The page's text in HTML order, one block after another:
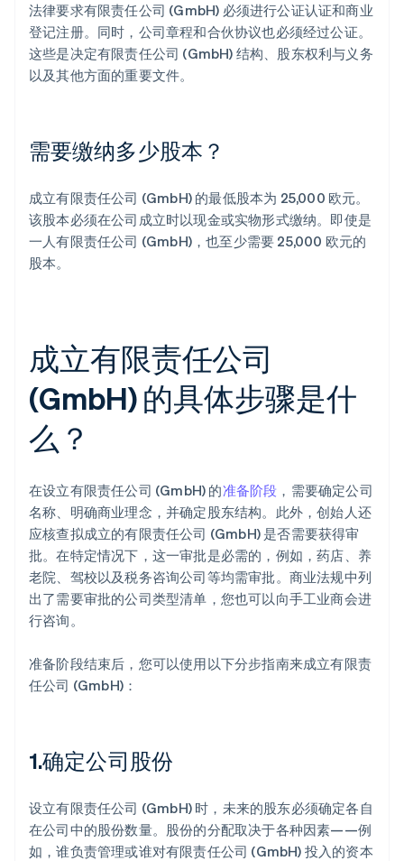
法律要求有限责任公司 (GmbH) 必须进行公证认证和商业
登记注册。同时，公司章程和合伙协议也必须经过公证。
这些是决定有限责任公司 (GmbH) 结构、股东权利与义务
以及其他方面的重要文件。
需要缴纳多少股本？
成立有限责任公司 (GmbH) 的最低股本为 25,000 欧元。
该股本必须在公司成立时以现金或实物形式缴纳。即使是
一人有限责任公司 (GmbH)，也至少需要 25,000 欧元的
股本。
成立有限责任公司
(GmbH) 的具体步骤是什
么？
在设立有限责任公司 (GmbH) 的准备阶段 ，需要确定公司
名称、明确商业理念，并确定股东结构。此外，创始人还
应核查拟成立的有限责任公司 (GmbH) 是否需要获得审
批。在特定情况下，这一审批是必需的，例如，药店、养
老院、驾校以及税务咨询公司等均需审批。商业法规中列
出了需要审批的公司类型清单，您也可以向手工业商会进
行咨询。
准备阶段结束后，您可以使用以下分步指南来成立有限责
任公司 (GmbH)：
1.确定公司股份
设立有限责任公司 (GmbH) 时，未来的股东必须确定各自
在公司中的股份数量。股份的分配取决于各种因素——例
如，谁负责管理或谁对有限责任公司 (GmbH) 投入的资本